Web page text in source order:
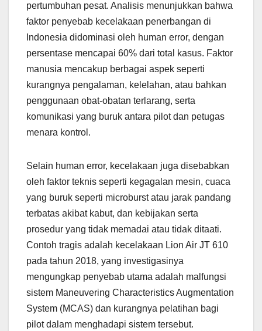
pertumbuhan pesat. Analisis menunjukkan bahwa
faktor penyebab kecelakaan penerbangan di
Indonesia didominasi oleh human error, dengan
persentase mencapai 60% dari total kasus. Faktor
manusia mencakup berbagai aspek seperti
kurangnya pengalaman, kelelahan, atau bahkan
penggunaan obat-obatan terlarang, serta
komunikasi yang buruk antara pilot dan petugas
menara kontrol.
Selain human error, kecelakaan juga disebabkan
oleh faktor teknis seperti kegagalan mesin, cuaca
yang buruk seperti microburst atau jarak pandang
terbatas akibat kabut, dan kebijakan serta
prosedur yang tidak memadai atau tidak ditaati.
Contoh tragis adalah kecelakaan Lion Air JT 610
pada tahun 2018, yang investigasinya
mengungkap penyebab utama adalah malfungsi
sistem Maneuvering Characteristics Augmentation
System (MCAS) dan kurangnya pelatihan bagi
pilot dalam menghadapi sistem tersebut.